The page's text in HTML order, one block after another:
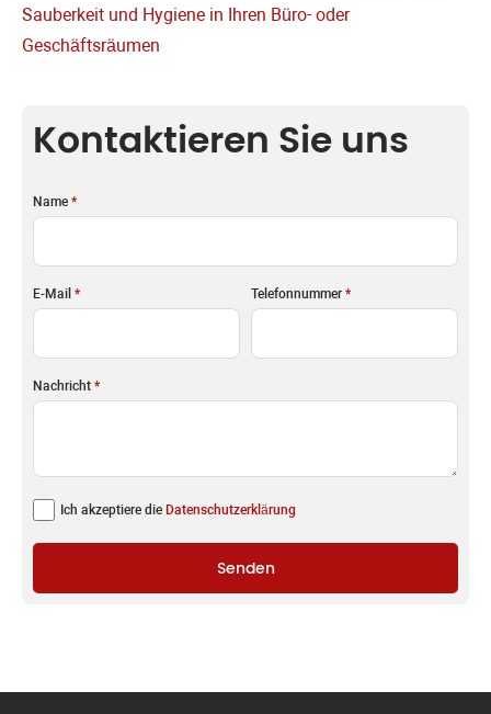
Sauberkeit und Hygiene in Ihren Büro- oder
Geschäftsräumen
Kontaktieren Sie uns
Name *
E-Mail * Telefonnummer *
Nachricht *
Ich akzeptiere die Datenschutzerklärung
Senden